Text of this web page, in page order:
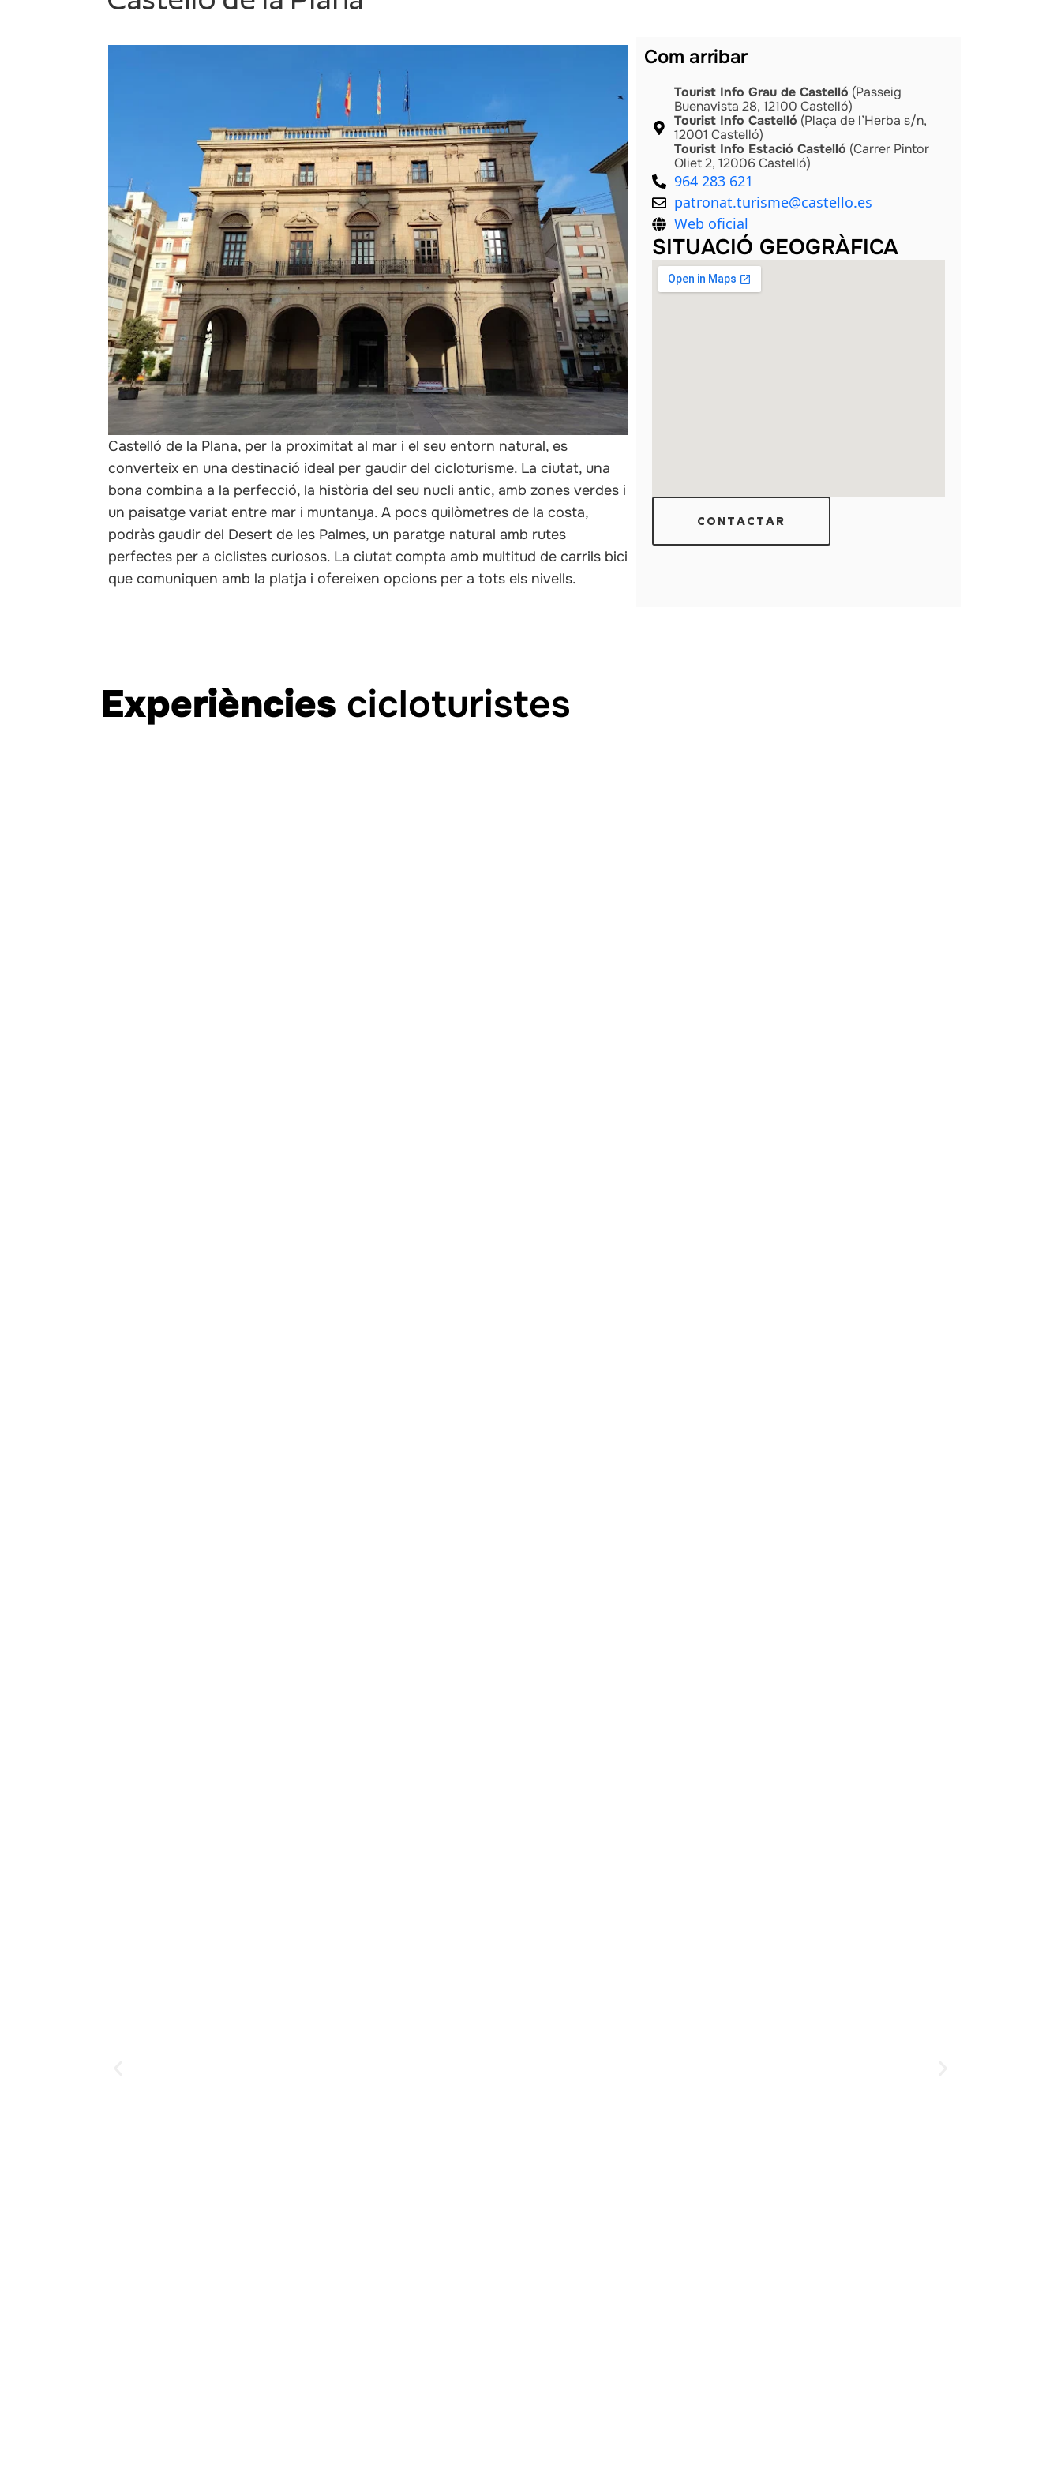
Castelló de la Plana, per la proximitat al mar i el seu entorn natural, es
converteix en una destinació ideal per gaudir del cicloturisme. La ciutat, una
bona combina a la perfecció, la història del seu nucli antic, amb zones verdes i
un paisatge variat entre mar i muntanya. A pocs quilòmetres de la costa,
podràs gaudir del Desert de les Palmes, un paratge natural amb rutes
perfectes per a ciclistes curiosos. La ciutat compta amb multitud de carrils bici
que comuniquen amb la platja i ofereixen opcions per a tots els nivells.
Com arribar
Tourist Info Grau de Castelló (Passeig
Buenavista 28, 12100 Castelló)
Tourist Info Castelló (Plaça de l’Herba s/n,
12001 Castelló)
Tourist Info Estació Castelló (Carrer Pintor
Oliet 2, 12006 Castelló)
964 283 621
patronat.turisme@castello.es
Web oficial
SITUACIÓ GEOGRÀFICA
CONTACTAR
Experiències cicloturistes